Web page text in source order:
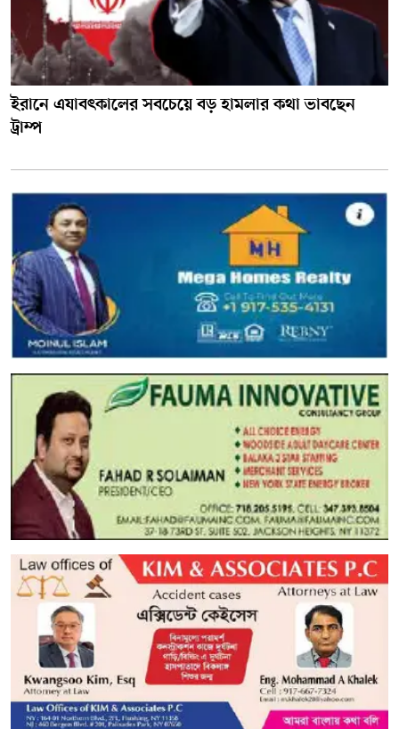
ইরানে এযাবৎকালের সবচেয়ে বড় হামলার কথা ভাবছেন
ট্রাম্প